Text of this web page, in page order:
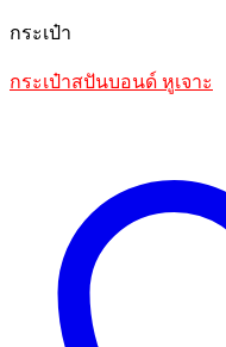
กระเป๋า
กระเป๋าสปันบอนด์ หูเจาะ